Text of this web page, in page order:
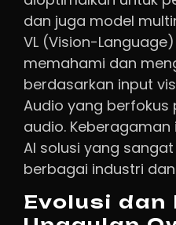
dan juga model
VL (Vision-
memahami dan
berdasarkan input
Audio yang
audio. Keberagaman
AI solusi yang
berbagai industri
Evolusi dan